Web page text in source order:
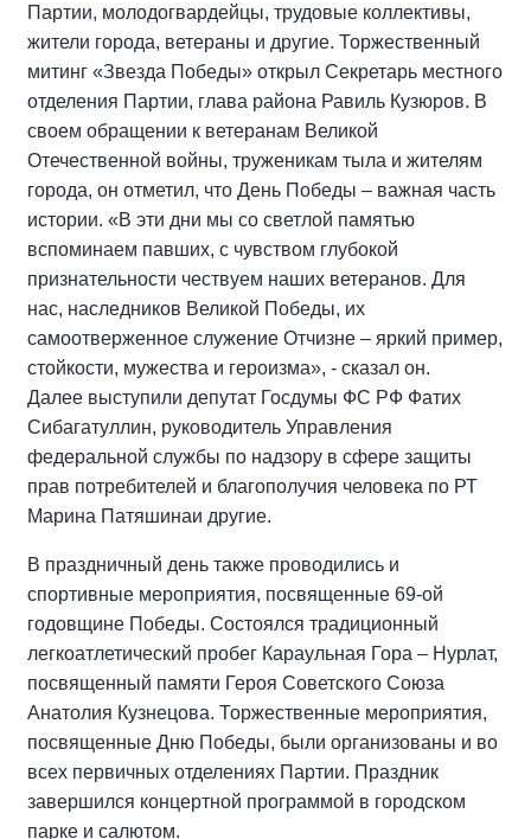
Партии, молодогвардейцы, трудовые коллективы,
жители города, ветераны и другие. Торжественный
митинг «Звезда Победы» открыл Секретарь местного
отделения Партии, глава района Равиль Кузюров. В
своем обращении к ветеранам Великой
Отечественной войны, труженикам тыла и жителям
города, он отметил, что День Победы – важная часть
истории. «В эти дни мы со светлой памятью
вспоминаем павших, с чувством глубокой
признательности чествуем наших ветеранов. Для
нас, наследников Великой Победы, их
самоотверженное служение Отчизне – яркий пример,
стойкости, мужества и героизма», - сказал он.
Далее выступили депутат Госдумы ФС РФ Фатих
Сибагатуллин, руководитель Управления
федеральной службы по надзору в сфере защиты
прав потребителей и благополучия человека по РТ
Марина Патяшинаи другие.
В праздничный день также проводились и
спортивные мероприятия, посвященные 69-ой
годовщине Победы. Состоялся традиционный
легкоатлетический пробег Караульная Гора – Нурлат,
посвященный памяти Героя Советского Союза
Анатолия Кузнецова. Торжественные мероприятия,
посвященные Дню Победы, были организованы и во
всех первичных отделениях Партии. Праздник
завершился концертной программой в городском
парке и салютом.